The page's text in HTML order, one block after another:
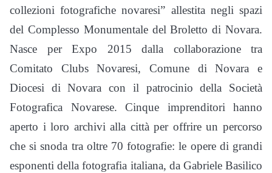
collezioni fotografiche novaresi” allestita negli spazi
del Complesso Monumentale del Broletto di Novara.
Nasce per Expo 2015 dalla collaborazione tra
Comitato Clubs Novaresi, Comune di Novara e
Diocesi di Novara con il patrocinio della Società
Fotografica Novarese. Cinque imprenditori hanno
aperto i loro archivi alla città per offrire un percorso
che si snoda tra oltre 70 fotografie: le opere di grandi
esponenti della fotografia italiana, da Gabriele Basilico